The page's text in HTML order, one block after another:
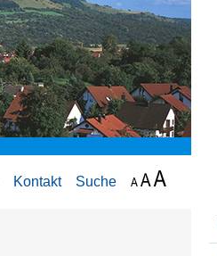
Kontakt Suche